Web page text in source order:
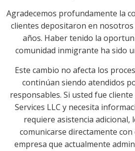
Agradecemos profundamente la
clientes depositaron en
años. Haber tenido la
comunidad inmigrante ha sido
Este cambio no afecta los
continúan siendo atendidos
responsables. Si usted fue
Services LLC y necesita
requiere asistencia adicional,
comunicarse directamente
empresa que actualmente